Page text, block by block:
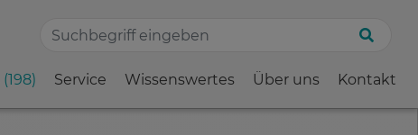
(198) Service Wissenswertes Über uns Kontakt